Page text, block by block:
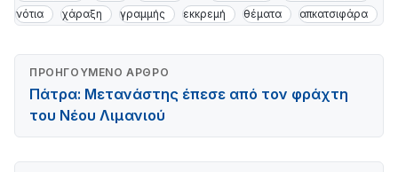
νότια
χάραξη γραμμής εκκρεμή θέματα απκατσιφάρα
ΠΡΟΗΓΟΎΜΕΝΟ ΆΡΘΡΟ
Πάτρα: Μετανάστης έπεσε από τον φράχτη
του Νέου Λιμανιού